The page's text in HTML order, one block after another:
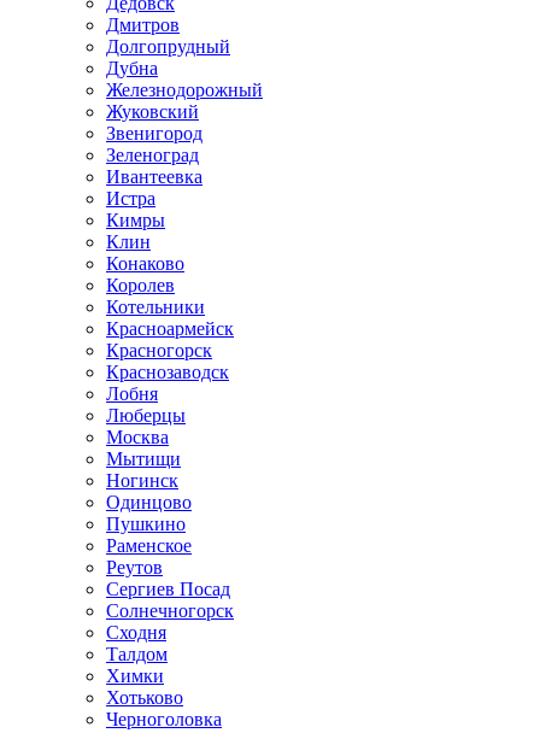
Дмитров
Долгопрудный
Дубна
Железнодорожный
Жуковский
Звенигород
Зеленоград
Ивантеевка
Истра
Кимры
Клин
Конаково
Королев
Котельники
Красноармейск
Красногорск
Краснозаводск
Лобня
Люберцы
Москва
Мытищи
Ногинск
Одинцово
Пушкино
Раменское
Реутов
Сергиев Посад
Солнечногорск
Сходня
Талдом
Химки
Хотьково
Черноголовка